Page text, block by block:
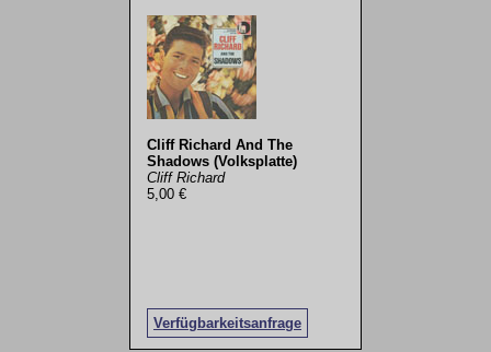
Cliff Richard And The
Shadows (Volksplatte)
Cliff Richard
5,00 €
Verfügbarkeitsanfrage